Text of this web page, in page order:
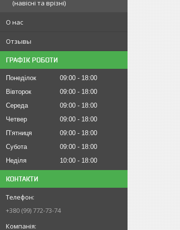
(навісні та врізні)
О нас
Отзывы
ГРАФІК РОБОТИ
Понеділок 09:00
18:00
Вівторок
09:00
18:00
Середа
09:00
18:00
Четвер
09:00
18:00
Пʼятниця
09:00
18:00
Субота
09:00
18:00
Неділя
10:00 18:00
КОНТАКТИ
+380 (99) 772-73-74